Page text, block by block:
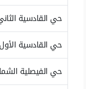
حي القادسية
حي القادسية الأول
حي الفيصلية